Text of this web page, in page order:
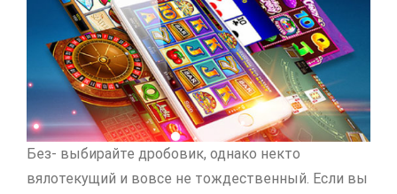
Без- выбирайте дробовик, однако некто
вялотекущий и вовсе не тождественный. Если вы